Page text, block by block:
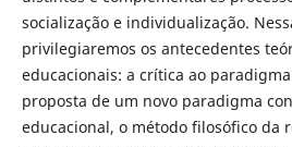
socialização e individualização.
privilegiaremos os antecedentes
educacionais: a crítica ao
proposta de um novo paradigma
educacional, o método filosófico da